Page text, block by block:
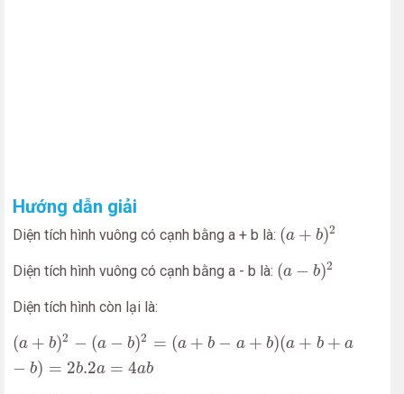
Hướng dẫn giải
Diện tích hình vuông có cạnh bằng a + b là: (a + b)2
( b )2
Diện tích hình vuông có cạnh bằng a - b là: (a − b)2
( )2
Diện tích hình còn lại là:
(a + b)2 − (a − b)2 = (a + b − a + b)(a + b + a
− b) = 2b.2a = 4ab
( b )2− − =(a − b ) + −b 2 b.2 a